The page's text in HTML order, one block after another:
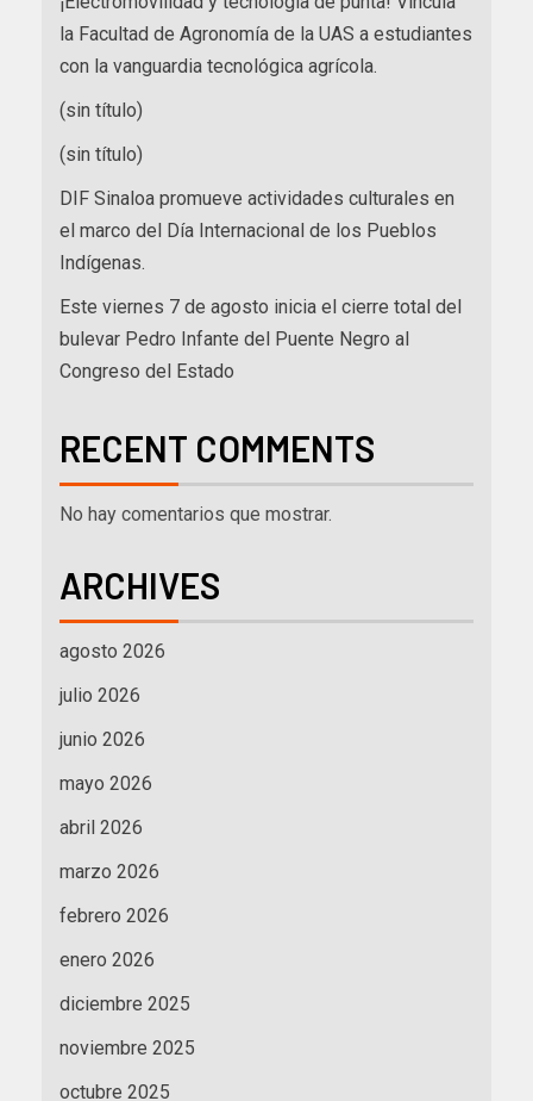
la Facultad de Agronomía de la UAS a estudiantes
con la vanguardia tecnológica agrícola.
(sin título)
(sin título)
DIF Sinaloa promueve actividades culturales en
el marco del Día Internacional de los Pueblos
Indígenas.
Este viernes 7 de agosto inicia el cierre total del
bulevar Pedro Infante del Puente Negro al
Congreso del Estado
RECENT COMMENTS
No hay comentarios que mostrar.
ARCHIVES
agosto 2026
julio 2026
junio 2026
mayo 2026
abril 2026
marzo 2026
febrero 2026
enero 2026
diciembre 2025
noviembre 2025
octubre 2025